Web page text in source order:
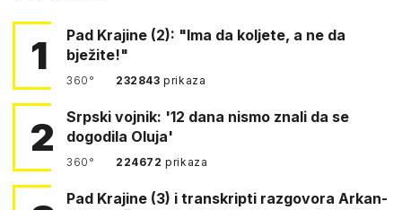
1
Pad Krajine (2): "Ima da koljete, a ne da
bježite!"
360° 232843prikaza
2
Srpski vojnik: '12 dana nismo znali da se
dogodila Oluja'
360° 224672prikaza
Pad Krajine (3) i transkripti razgovora Arkan-